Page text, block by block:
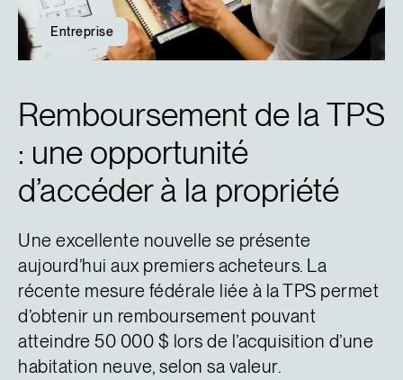
Entreprise
Remboursement de la TPS
: une opportunité
d’accéder à la propriété
Une excellente nouvelle se présente
aujourd’hui aux premiers acheteurs. La
récente mesure fédérale liée à la TPS permet
d’obtenir un remboursement pouvant
atteindre 50 000 $ lors de l’acquisition d’une
habitation neuve, selon sa valeur.